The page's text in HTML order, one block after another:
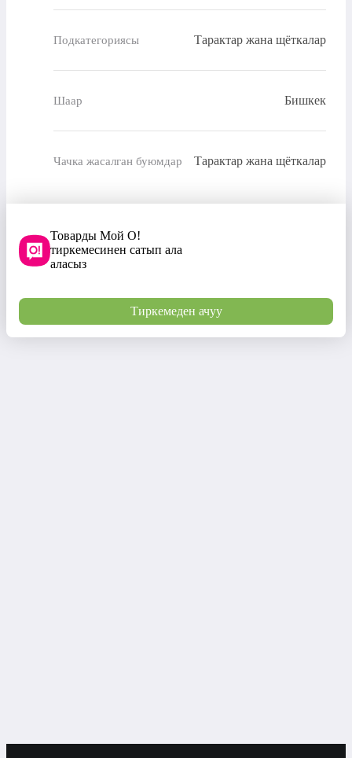
Подкатегориясы Тарактар жана щёткалар
Шаар Бишкек
Чачка жасалган буюмдар Тарактар жана щёткалар
Товарды Мой О!
тиркемесинен сатып ала
аласыз
Тиркемеден ачуу